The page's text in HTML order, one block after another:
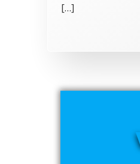
[…]